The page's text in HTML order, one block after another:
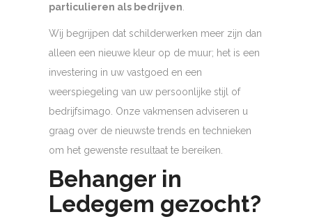
particulieren als bedrijven.
Wij begrijpen dat schilderwerken meer zijn dan
alleen een nieuwe kleur op de muur; het is een
investering in uw vastgoed en een
weerspiegeling van uw persoonlijke stijl of
bedrijfsimago. Onze vakmensen adviseren u
graag over de nieuwste trends en technieken
om het gewenste resultaat te bereiken.
Behanger in
Ledegem gezocht?